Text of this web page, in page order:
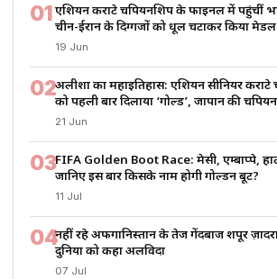
01एशियन कराटे चैंपियनशिप के फाइनल में पहुंचीं
चीन-ईरान के दिग्गजों को धूल चटाकर किया
19 Jun
02अलीशा का महाइतिहास: एशियन सीनियर
को पहली बार दिलाया ‘गोल्ड’, जापान की
21 Jun
03FIFA Golden Boot Race: मेसी, एम्बाप्पे,
जानिए इस बार किसके नाम होगी गोल्डन बूट?
11 Jul
04नहीं रहे अफगानिस्तान के तेज गेंदबाज शपूर
दुनिया को कहा अलविदा
07 Jul